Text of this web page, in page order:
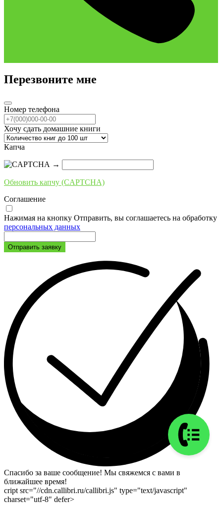
Перезвоните мне
Номер телефона
Хочу сдать домашние книги
Капча
→
Обновить капчу (CAPTCHA)
Соглашение
Нажимая на кнопку Отправить, вы соглашаетесь на обработку
персональных данных
Отправить заявку
Спасибо за ваше сообщение! Мы свяжемся с вами в
ближайшее время!
cript src="//cdn.callibri.ru/callibri.js" type="text/javascript"
charset="utf-8" defer>